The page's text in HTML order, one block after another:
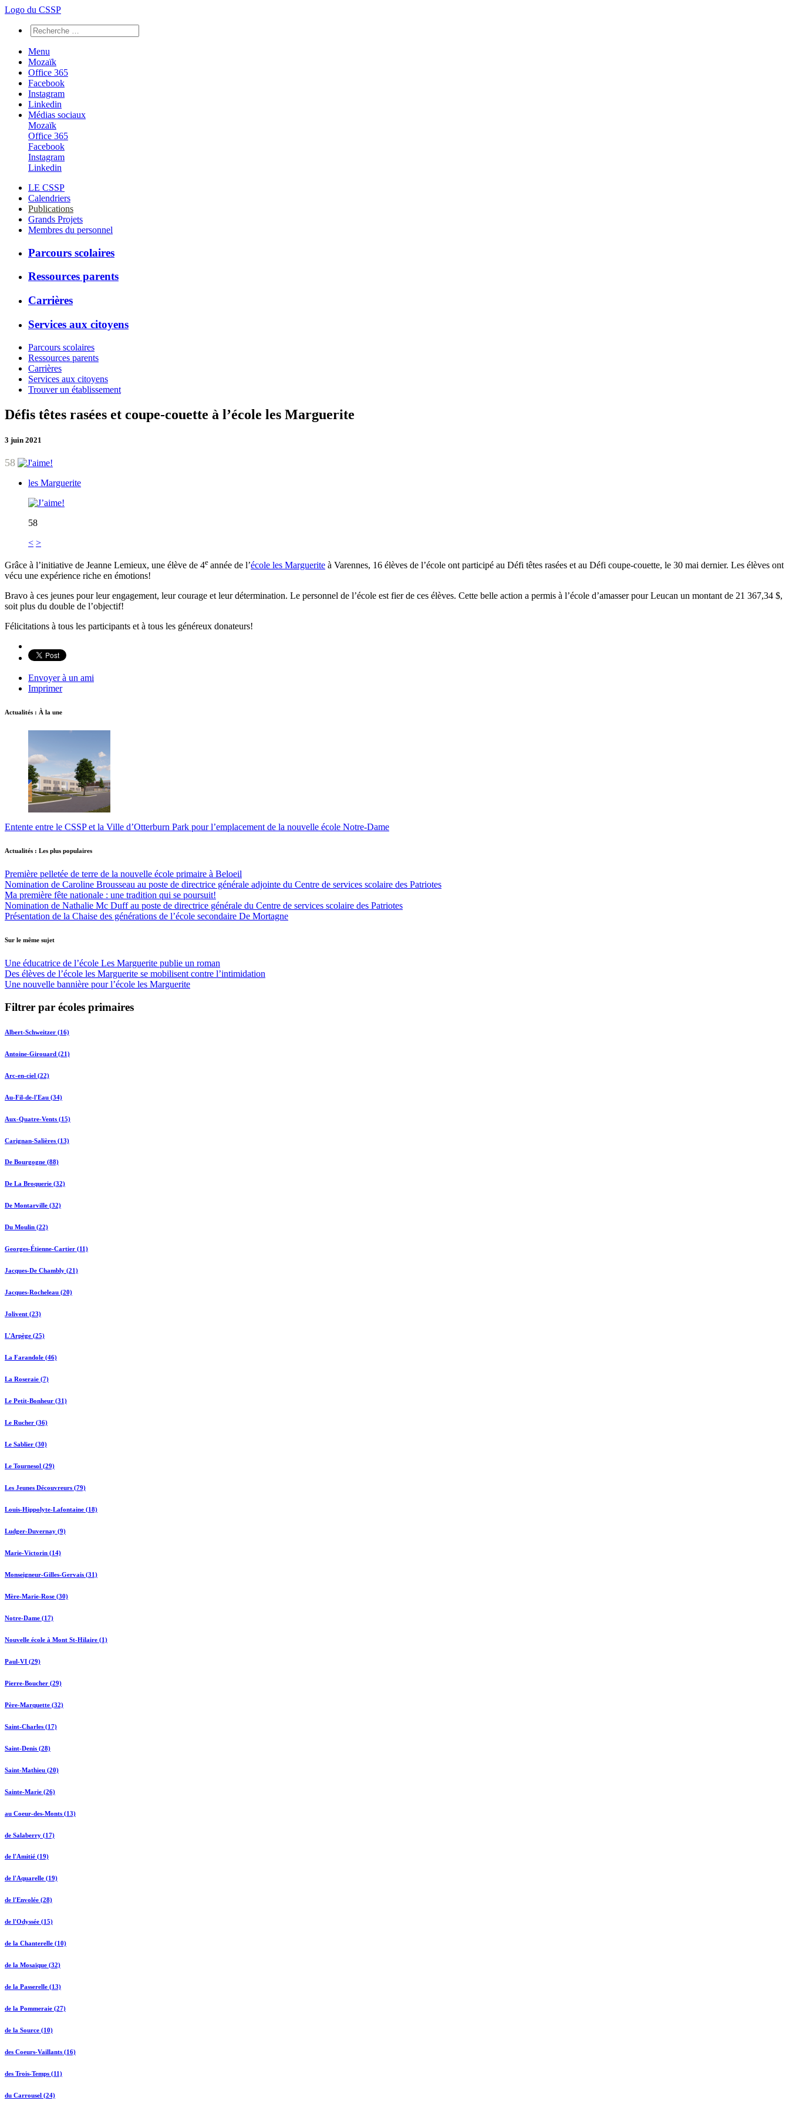
Logo du CSSP
Menu
Mozaïk
Office 365
Facebook
Instagram
Linkedin
Médias sociaux
Mozaïk
Office 365
Facebook
Instagram
Linkedin
LE CSSP
Calendriers
Publications
Grands Projets
Membres du personnel
Parcours scolaires
Ressources parents
Carrières
Services aux citoyens
Parcours scolaires
Ressources parents
Carrières
Services aux citoyens
Trouver un établissement
Défis têtes rasées et coupe-couette à l’école les Marguerite
3 juin 2021
58
les Marguerite
58
< >
Grâce à l’initiative de Jeanne Lemieux, une élève de 4e année de l’école les Marguerite à Varennes, 16 élèves de l’école ont participé au Défi têtes rasées et au Défi coupe-couette, le 30 mai dernier. Les élèves ont
vécu une expérience riche en émotions!
Bravo à ces jeunes pour leur engagement, leur courage et leur détermination. Le personnel de l’école est fier de ces élèves. Cette belle action a permis à l’école d’amasser pour Leucan un montant de 21 367,34 $,
soit plus du double de l’objectif!
Félicitations à tous les participants et à tous les généreux donateurs!
Envoyer à un ami
Imprimer
Actualités : À la une
Entente entre le CSSP et la Ville d’Otterburn Park pour l’emplacement de la nouvelle école Notre-Dame
Actualités : Les plus populaires
Première pelletée de terre de la nouvelle école primaire à Beloeil
Nomination de Caroline Brousseau au poste de directrice générale adjointe du Centre de services scolaire des Patriotes
Ma première fête nationale : une tradition qui se poursuit!
Nomination de Nathalie Mc Duff au poste de directrice générale du Centre de services scolaire des Patriotes
Présentation de la Chaise des générations de l’école secondaire De Mortagne
Sur le même sujet
Une éducatrice de l’école Les Marguerite publie un roman
Des élèves de l’école les Marguerite se mobilisent contre l’intimidation
Une nouvelle bannière pour l’école les Marguerite
Filtrer par écoles primaires
Albert-Schweitzer (16)
Antoine-Girouard (21)
Arc-en-ciel (22)
Au-Fil-de-l'Eau (34)
Aux-Quatre-Vents (15)
Carignan-Salières (13)
De Bourgogne (88)
De La Broquerie (32)
De Montarville (32)
Du Moulin (22)
Georges-Étienne-Cartier (11)
Jacques-De Chambly (21)
Jacques-Rocheleau (20)
Jolivent (23)
L'Arpège (25)
La Farandole (46)
La Roseraie (7)
Le Petit-Bonheur (31)
Le Rucher (36)
Le Sablier (30)
Le Tournesol (29)
Les Jeunes Découvreurs (79)
Louis-Hippolyte-Lafontaine (18)
Ludger-Duvernay (9)
Marie-Victorin (14)
Monseigneur-Gilles-Gervais (31)
Mère-Marie-Rose (30)
Notre-Dame (17)
Nouvelle école à Mont St-Hilaire (1)
Paul-VI (29)
Pierre-Boucher (29)
Père-Marquette (32)
Saint-Charles (17)
Saint-Denis (28)
Saint-Mathieu (20)
Sainte-Marie (26)
au Coeur-des-Monts (13)
de Salaberry (17)
de l'Amitié (19)
de l'Aquarelle (19)
de l'Envolée (28)
de l'Odyssée (15)
de la Chanterelle (10)
de la Mosaïque (32)
de la Passerelle (13)
de la Pommeraie (27)
de la Source (10)
des Coeurs-Vaillants (16)
des Trois-Temps (11)
du Carrousel (24)